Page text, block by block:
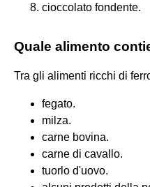
cioccolato fondente.
Quale alimento
Tra gli alimenti ricchi di
fegato.
milza.
carne bovina.
carne di cavallo.
tuorlo d'uovo.